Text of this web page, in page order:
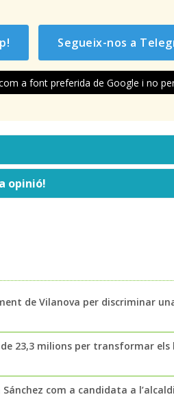
Segueix-nos a
a font preferida de Google i no
opinió!
de Vilanova per discriminar
23,3 milions per transformar els
com a candidata a